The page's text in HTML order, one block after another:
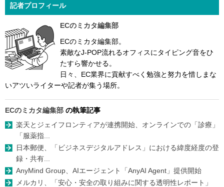
記者プロフィール
ECのミカタ編集部
ECのミカタ編集部。
素敵なJ-POP流れるオフィスにタイピング音をひ
たすら響かせる。
日々、EC業界に貢献すべく勉強と努力を惜しまな
いアツいライターや記者が集う場所。
ECのミカタ編集部 の執筆記事
楽天とジェイフロンティアが連携開始、オンラインでの「診療」
「服薬指...
日本郵便、「ビジネスデジタルアドレス」における緯度経度の登
録・共有...
AnyMind Group、AIエージェント「AnyAI Agent」提供開始
メルカリ、「安心・安全の取り組みに関する透明性レポート」